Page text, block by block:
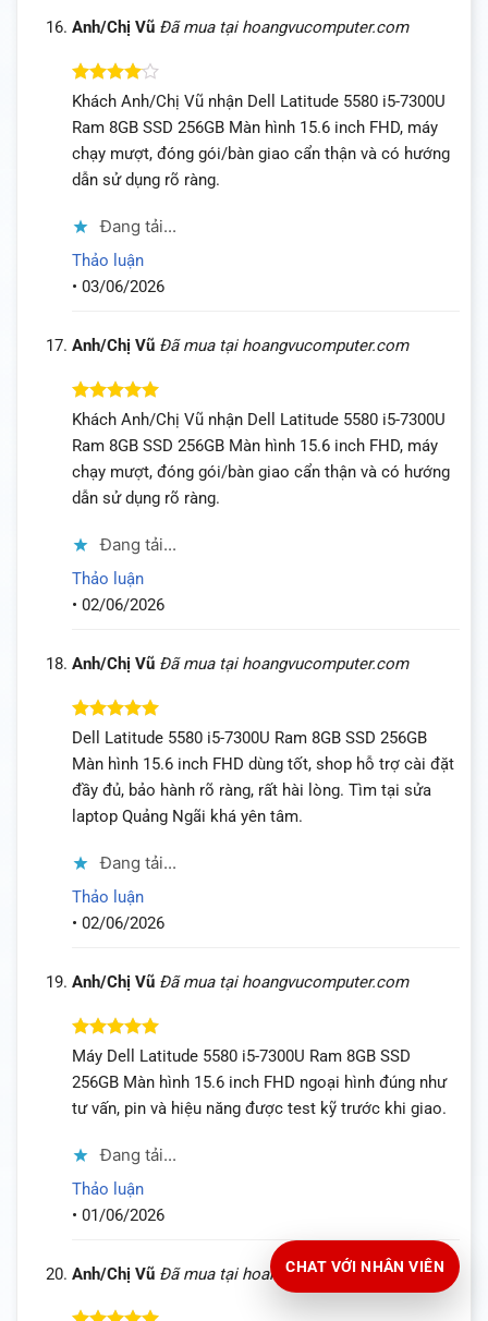
Anh/Chị Vũ Đã mua tại hoangvucomputer.com
Được
45 sao
Khách Anh/Chị Vũ nhận Dell Latitude 5580 i5-7300U
Ram 8GB SSD 256GB Màn hình 15.6 inch FHD, máy
chạy mượt, đóng gói/bàn giao cẩn thận và có hướng
dẫn sử dụng rõ ràng.
Đang tải...
Thảo luận
• 03/06/2026
Anh/Chị Vũ Đã mua tại hoangvucomputer.com
Được xếp
sao
Khách Anh/Chị Vũ nhận Dell Latitude 5580 i5-7300U
Ram 8GB SSD 256GB Màn hình 15.6 inch FHD, máy
chạy mượt, đóng gói/bàn giao cẩn thận và có hướng
dẫn sử dụng rõ ràng.
Đang tải...
Thảo luận
• 02/06/2026
Anh/Chị Vũ Đã mua tại hoangvucomputer.com
Được xếp
sao
Dell Latitude 5580 i5-7300U Ram 8GB SSD 256GB
Màn hình 15.6 inch FHD dùng tốt, shop hỗ trợ cài đặt
đầy đủ, bảo hành rõ ràng, rất hài lòng. Tìm tại sửa
laptop Quảng Ngãi khá yên tâm.
Đang tải...
Thảo luận
• 02/06/2026
Anh/Chị Vũ Đã mua tại hoangvucomputer.com
Được xếp
hạng
sao
Máy Dell Latitude 5580 i5-7300U Ram 8GB SSD
256GB Màn hình 15.6 inch FHD ngoại hình đúng như
tư vấn, pin và hiệu năng được test kỹ trước khi giao.
Đang tải...
Thảo luận
• 01/06/2026
Anh/Chị Vũ Đã mua tại hoangvucomputer.com
CHAT VỚI NHÂN VIÊN